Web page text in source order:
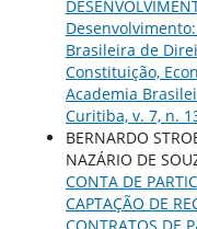
Brasileira de
Constituição,
Academia
Curitiba, v. 7, n.
BERNARDO
NAZÁRIO DE
CONTA DE
CAPTAÇÃO DE